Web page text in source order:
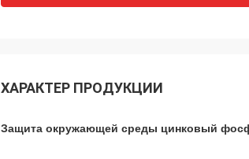
ХАРАКТЕР ПРОДУКЦИИ
Защита окружающей среды цинковый